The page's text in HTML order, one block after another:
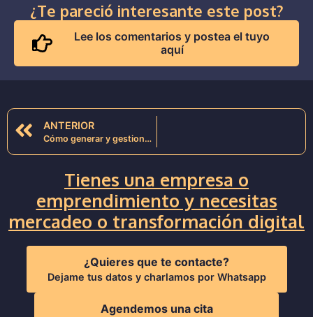
¿Te pareció interesante este post?
Lee los comentarios y postea el tuyo
aquí
ANTERIOR
Cómo generar y gestionar alertas en el navegador para tu blog o sitio web
Tienes una empresa o
emprendimiento y necesitas
mercadeo o transformación digital
Agendemos una cita
¿Quieres que te contacte?
Dejame tus datos y charlamos por Whatsapp